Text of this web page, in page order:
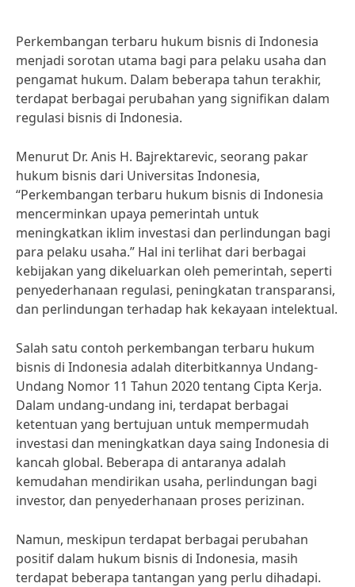
Perkembangan terbaru hukum bisnis di Indonesia
menjadi sorotan utama bagi para pelaku usaha dan
pengamat hukum. Dalam beberapa tahun terakhir,
terdapat berbagai perubahan yang signifikan dalam
regulasi bisnis di Indonesia.
Menurut Dr. Anis H. Bajrektarevic, seorang pakar
hukum bisnis dari Universitas Indonesia,
“Perkembangan terbaru hukum bisnis di Indonesia
mencerminkan upaya pemerintah untuk
meningkatkan iklim investasi dan perlindungan bagi
para pelaku usaha.” Hal ini terlihat dari berbagai
kebijakan yang dikeluarkan oleh pemerintah, seperti
penyederhanaan regulasi, peningkatan transparansi,
dan perlindungan terhadap hak kekayaan intelektual.
Salah satu contoh perkembangan terbaru hukum
bisnis di Indonesia adalah diterbitkannya Undang-
Undang Nomor 11 Tahun 2020 tentang Cipta Kerja.
Dalam undang-undang ini, terdapat berbagai
ketentuan yang bertujuan untuk mempermudah
investasi dan meningkatkan daya saing Indonesia di
kancah global. Beberapa di antaranya adalah
kemudahan mendirikan usaha, perlindungan bagi
investor, dan penyederhanaan proses perizinan.
Namun, meskipun terdapat berbagai perubahan
positif dalam hukum bisnis di Indonesia, masih
terdapat beberapa tantangan yang perlu dihadapi.